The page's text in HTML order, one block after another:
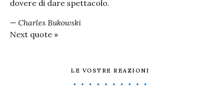
dovere di dare spettacolo.
— Charles Bukowski
Next quote »
LE VOSTRE REAZIONI